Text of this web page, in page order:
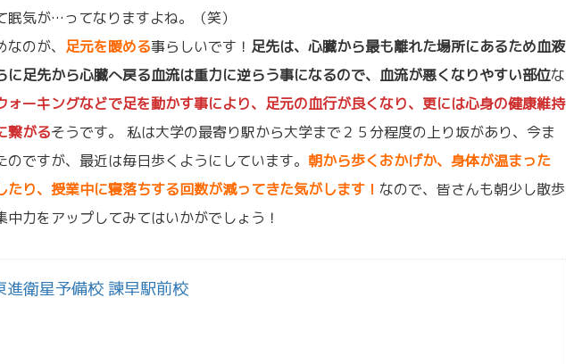
眠気が…ってなりますよね。（笑）
のが、 足元を暖める事らしいです！ 足先は、心臓から最も離れた場所にあるため血液
に足先から心臓へ戻る血流は重力に逆らう事になるので、血流が悪くなりやすい部位な
ォーキングなどで足を動かす事により、足元の血行が良くなり、更には心身の健康維持
繋がるそうです。 私は大学の最寄り駅から大学まで２５分程度の上り坂があり、今ま
ですが、最近は毎日歩くようにしています。 朝から歩くおかげか、身体が温まった
たり、授業中に寝落ちする回数が減ってきた気がします！ なので、皆さんも朝少し散歩
力をアップしてみてはいかがでしょう！
進衛星予備校 諫早駅前校